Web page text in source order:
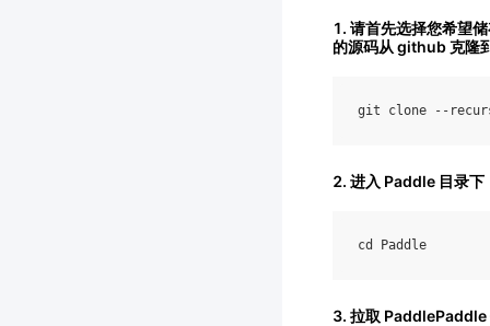
1. 请首先选择您希望
的源码从 github 克隆
git clone --
2. 进入 Paddle 目录下
cd Paddle
3. 拉取 PaddlePaddle